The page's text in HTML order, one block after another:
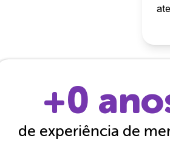
+0
de experiência de